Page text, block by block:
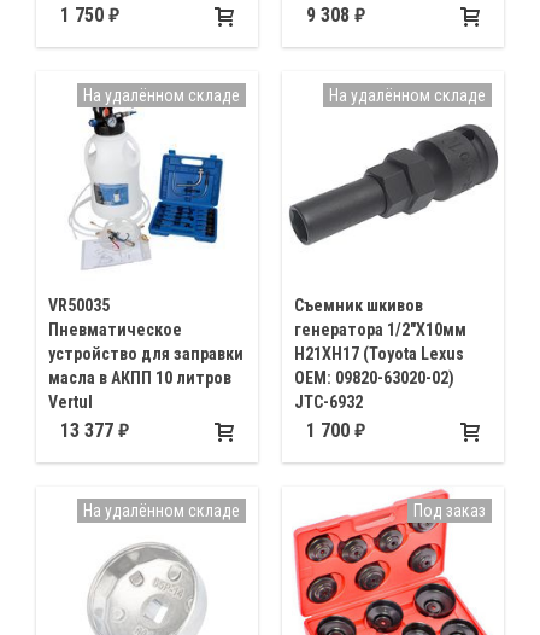
натяжного ролика при
Tacoma, 4-Runner
1 750
подшипников и ступиц колес
Citroen, Renault, Ford, Honda,
Mazda, Mitsubishi, Toyota,
9 308
VR50035
Пневматическое
устройство для заправки
масла в АКПП 10 литров
Vertul
Применяется для заправки
Infiniti, Toyota, Audi, Mercedes-
Benz
13 377
На удалённом складе
Съемник шкивов
генератора 1/2"X10мм
H21XH17 (Toyota Lexus
OEM: 09820-63020-02)
JTC-6932
для снятия шкива генератора
1 700
На удалённом складе
На удалённом складе Под заказ